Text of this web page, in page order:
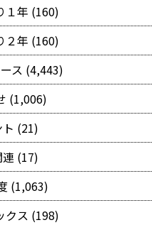
１年 (160)
２年 (160)
ス (4,443)
(1,006)
(21)
(17)
(1,063)
クス (198)